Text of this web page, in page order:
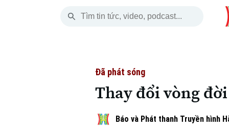
Hà Nội
Chính trị
Xã hội
Người Hà Nội
Khoảnh khắc Hà
Quân sự
Hồ sơ
Đã phát sóng
Thay đổi vòng
Báo và Phát thanh Truyền hình